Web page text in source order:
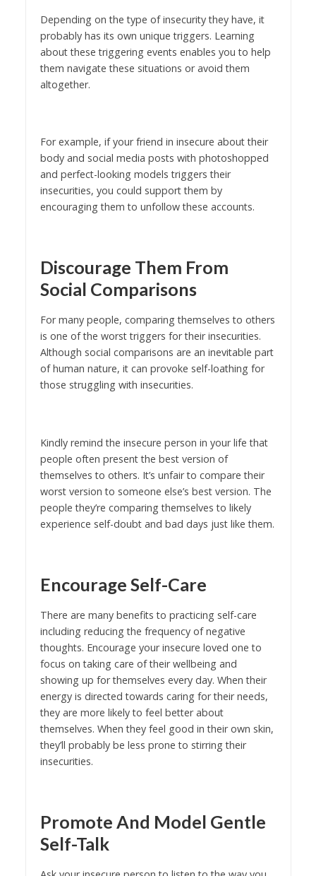
Depending on the type of insecurity they have, it
probably has its own unique triggers. Learning
about these triggering events enables you to help
them navigate these situations or avoid them
altogether.
For example, if your friend in insecure about their
body and social media posts with photoshopped
and perfect-looking models triggers their
insecurities, you could support them by
encouraging them to unfollow these accounts.
Discourage Them From
Social Comparisons
For many people, comparing themselves to others
is one of the worst triggers for their insecurities.
Although social comparisons are an inevitable part
of human nature, it can provoke self-loathing for
those struggling with insecurities.
Kindly remind the insecure person in your life that
people often present the best version of
themselves to others. It’s unfair to compare their
worst version to someone else’s best version. The
people they’re comparing themselves to likely
experience self-doubt and bad days just like them.
Encourage Self-Care
There are many benefits to practicing self-care
including reducing the frequency of negative
thoughts. Encourage your insecure loved one to
focus on taking care of their wellbeing and
showing up for themselves every day. When their
energy is directed towards caring for their needs,
they are more likely to feel better about
themselves. When they feel good in their own skin,
they’ll probably be less prone to stirring their
insecurities.
Promote And Model Gentle
Self-Talk